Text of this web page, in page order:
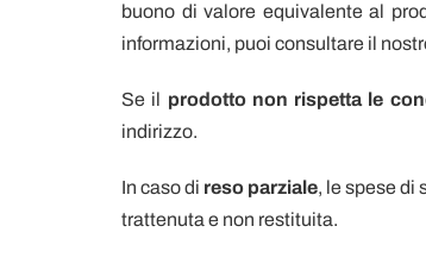
buono di valore equivalente al
informazioni, puoi consultare il
Se il prodotto non rispetta le
indirizzo.
In caso di reso parziale, le spese di
trattenuta e non restituita.